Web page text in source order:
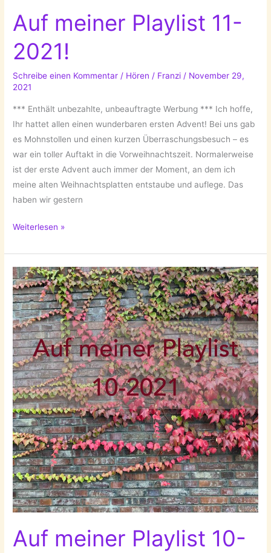
Auf meiner Playlist 11-
2021!
Schreibe einen Kommentar / Hören / Franzi / November 29,
2021
*** Enthält unbezahlte, unbeauftragte Werbung *** Ich hoffe,
Ihr hattet allen einen wunderbaren ersten Advent! Bei uns gab
es Mohnstollen und einen kurzen Überraschungsbesuch – es
war ein toller Auftakt in die Vorweihnachtszeit. Normalerweise
ist der erste Advent auch immer der Moment, an dem ich
meine alten Weihnachtsplatten entstaube und auflege. Das
haben wir gestern
Auf
Playlist
11-
2021!
Weiterlesen »
Auf meiner Playlist 10-